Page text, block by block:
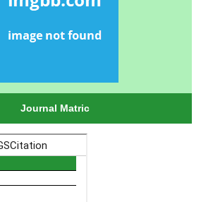
Journal Matric